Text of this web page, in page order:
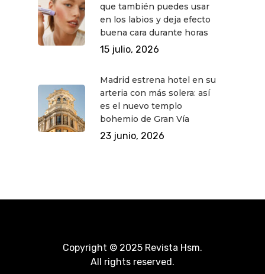
que también puedes usar
en los labios y deja efecto
buena cara durante horas
15 julio, 2026
Madrid estrena hotel en su
arteria con más solera: así
es el nuevo templo
bohemio de Gran Vía
23 junio, 2026
Copyright © 2025 Revista Hsm.
All rights reserved.